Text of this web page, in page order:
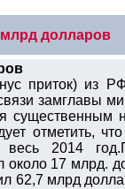
млрд долларов
приток) из
замглавы
существенным
отметить,
весь 2014
около 17 млрд.
62,7 млрд